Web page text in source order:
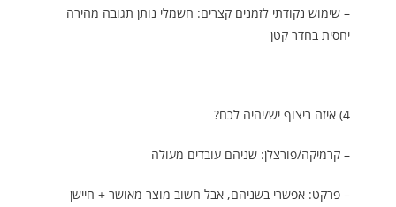
– שימוש נקודתי לזמנים קצרים: חשמלי נותן תגובה מהירה
יחסית בחדר קטן
4) איזה ריצוף יש/יהיה לכם?
– קרמיקה/פורצלן: שניהם עובדים מעולה
– פרקט: אפשרי בשניהם, אבל חשוב מוצר מאושר + חיישן